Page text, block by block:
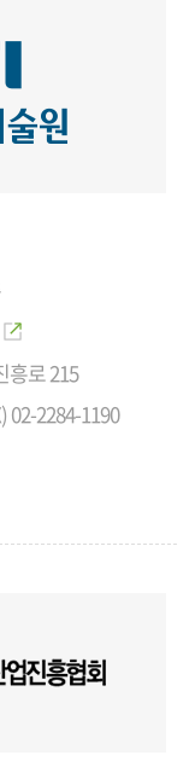
흥로 215
02-2284-1190